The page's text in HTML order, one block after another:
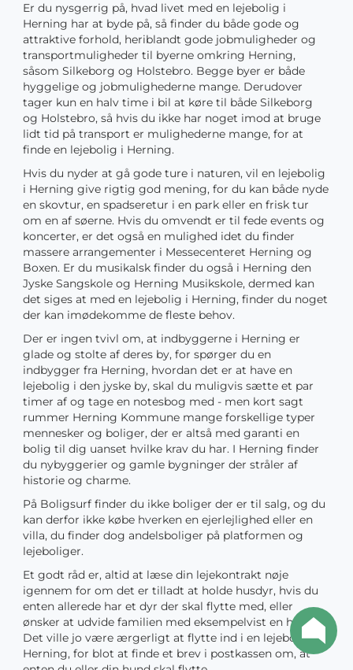
Er du nysgerrig på, hvad livet med en lejebolig i
Herning har at byde på, så finder du både gode og
attraktive forhold, heriblandt gode jobmuligheder og
transportmuligheder til byerne omkring Herning,
såsom Silkeborg og Holstebro. Begge byer er både
hyggelige og jobmulighederne mange. Derudover
tager kun en halv time i bil at køre til både Silkeborg
og Holstebro, så hvis du ikke har noget imod at bruge
lidt tid på transport er mulighederne mange, for at
finde en lejebolig i Herning.
Hvis du nyder at gå gode ture i naturen, vil en lejebolig
i Herning give rigtig god mening, for du kan både nyde
en skovtur, en spadseretur i en park eller en frisk tur
om en af søerne. Hvis du omvendt er til fede events og
koncerter, er det også en mulighed idet du finder
massere arrangementer i Messecenteret Herning og
Boxen. Er du musikalsk finder du også i Herning den
Jyske Sangskole og Herning Musikskole, dermed kan
det siges at med en lejebolig i Herning, finder du noget
der kan imødekomme de fleste behov.
Der er ingen tvivl om, at indbyggerne i Herning er
glade og stolte af deres by, for spørger du en
indbygger fra Herning, hvordan det er at have en
lejebolig i den jyske by, skal du muligvis sætte et par
timer af og tage en notesbog med - men kort sagt
rummer Herning Kommune mange forskellige typer
mennesker og boliger, der er altså med garanti en
bolig til dig uanset hvilke krav du har. I Herning finder
du nybyggerier og gamle bygninger der stråler af
historie og charme.
På Boligsurf finder du ikke boliger der er til salg, og du
kan derfor ikke købe hverken en ejerlejlighed eller en
villa, du finder dog andelsboliger på platformen og
lejeboliger.
Et godt råd er, altid at læse din lejekontrakt nøje
igennem for om det er tilladt at holde husdyr, hvis du
enten allerede har et dyr der skal flytte med, eller
ønsker at udvide familien med eksempelvist en hund.
Det ville jo være ærgerligt at flytte ind i en lejebolig i
Herning, for blot at finde et brev i postkassen om, at